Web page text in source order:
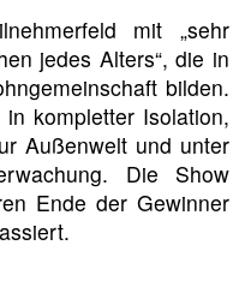
mit „sehr
jedes Alters“, die in
bilden.
kompletter Isolation,
Außenwelt und unter
Die Show
Ende der Gewinner